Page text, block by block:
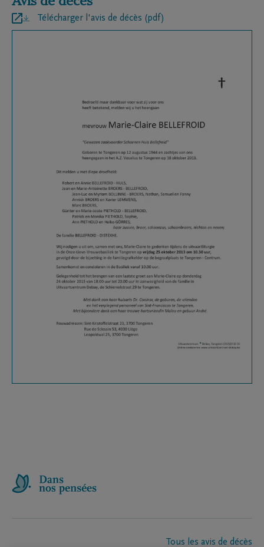
Télécharger l'avis de décès (pdf)
Tous les avis de décès